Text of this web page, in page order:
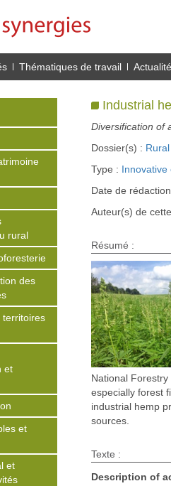
Thématiques de travail
rural
des
territoires
et
et
et
Industrial
Diversification of
Dossier(s) :
Type : Innovative
Date de
Auteur(s) de
Résumé :
National
especially forest
industrial hemp
sources.
Texte :
Description of